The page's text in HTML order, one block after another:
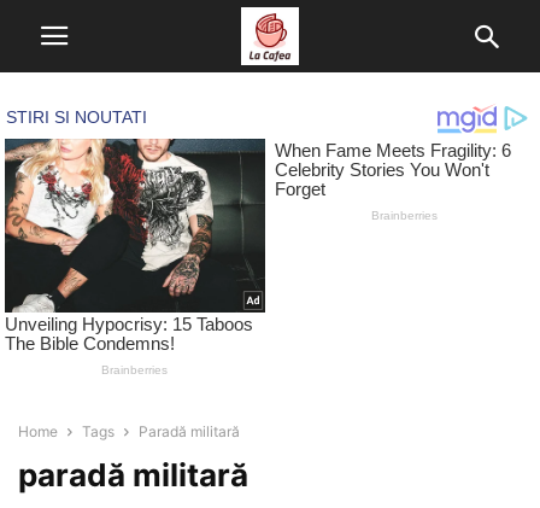
Home Tags Paradă militară
paradă militară